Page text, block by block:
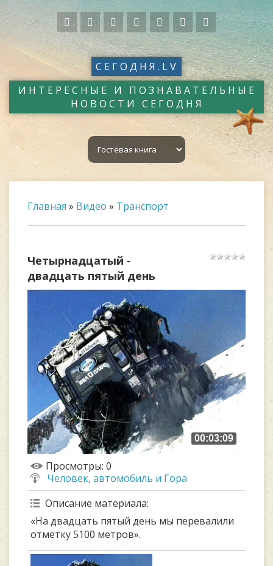
СЕГОДНЯ.LV
ИНТЕРЕСНЫЕ И ПОЗНАВАТЕЛЬНЫЕ
НОВОСТИ СЕГОДНЯ
Главная » Видео » Транспорт
Четырнадцатый -
двадцать пятый день
00:03:09
Просмотры: 0
Человек, автомобиль и Гора
Описание материала:
«На двадцать пятый день мы перевалили
отметку 5100 метров».